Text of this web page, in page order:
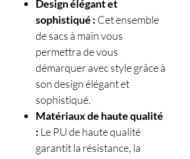
Design élégant et
sophistiqué : Cet ensemble
de sacs à main vous
permettra de vous
démarquer avec style grâce à
son design élégant et
sophistiqué.
Matériaux de haute qualité
: Le PU de haute qualité
garantit la résistance, la